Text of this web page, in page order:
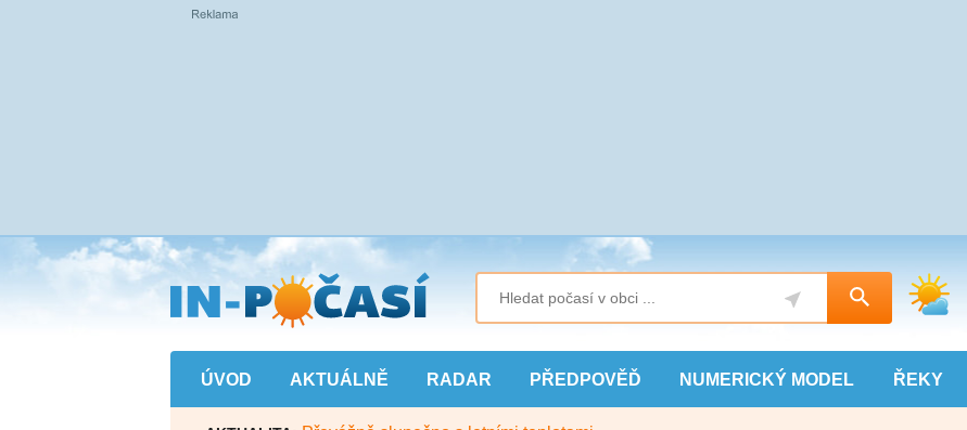
Přejít
na
hlavní
obsah
ÚVOD AKTUÁLNĚ RADAR PŘEDPOVĚĎ NUMERICKÝ MODEL ŘEKY